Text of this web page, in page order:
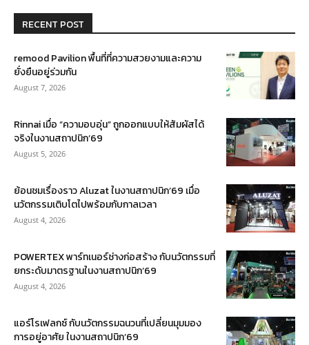
RECENT POST
remood Pavilion พื้นที่ที่ความสวยงามและความ
ยั่งยืนอยู่ร่วมกัน
August 7, 2026
Rinnai เมื่อ “ความอบอุ่น” ถูกออกแบบให้สัมผัสได้
จริงในงานสถาปนิก’69
August 5, 2026
ย้อนชมเรื่องราว Aluzat ในงานสถาปนิก’69 เมื่อ
นวัตกรรมเติบโตไปพร้อมกับกาลเวลา
August 4, 2026
POWERTEX พาร์ทเนอร์ช่างก่อสร้าง กับนวัตกรรมที่
ยกระดับมาตรฐานในงานสถาปนิก’69
August 4, 2026
แอร์โรเฟลกซ์ กับนวัตกรรมฉนวนที่เปลี่ยนมุมมอง
การอยู่อาศัย ในงานสถาปนิก’69